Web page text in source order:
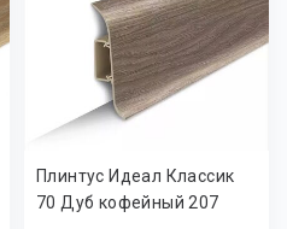
Плинтус Идеал Классик
70 Дуб кофейный 207